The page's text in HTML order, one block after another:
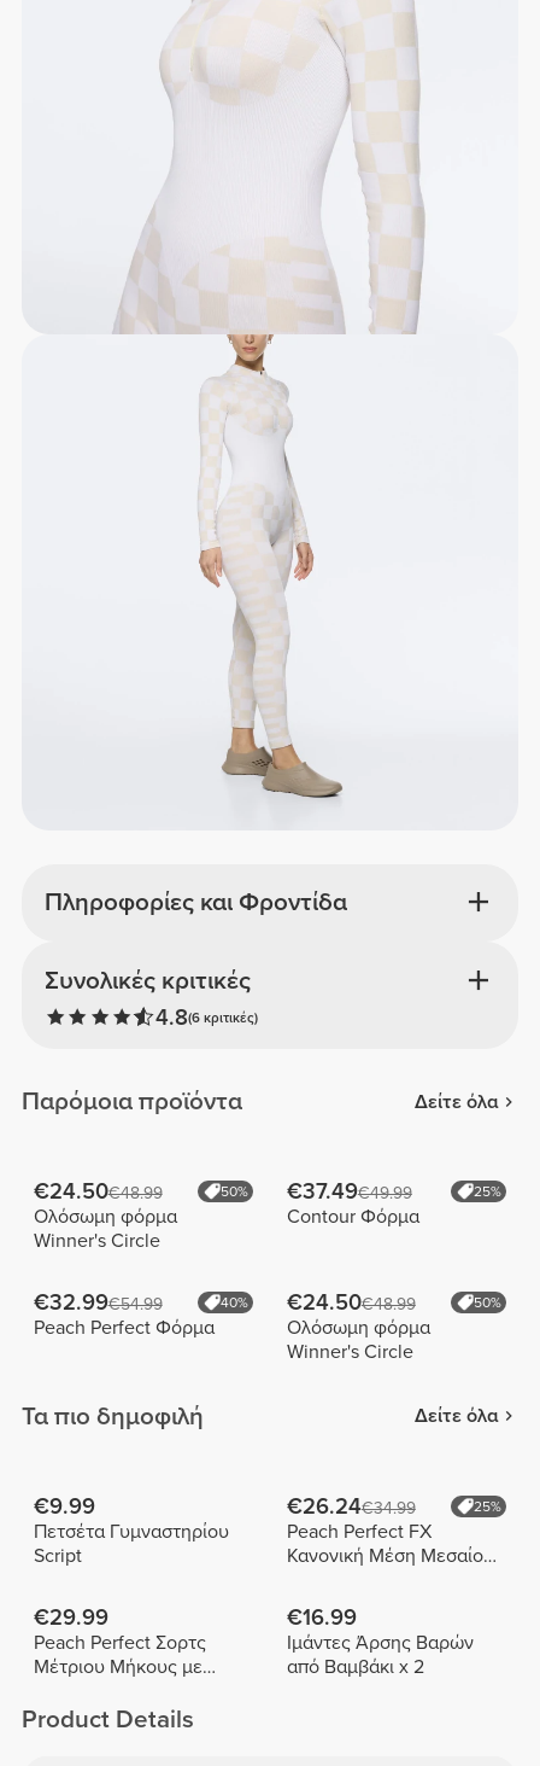
Πληροφορίες και Φροντίδα
Συνολικές κριτικές
4.8(6 κριτικές)
Παρόμοια προϊόντα Δείτε όλα
€24.50€48.99 50%
Ολόσωμη φόρμα
Winner's Circle
€37.49€49.99 25%
Contour Φόρμα
€32.99€54.99 40%
Peach Perfect Φόρμα
€24.50€48.99 50%
Ολόσωμη φόρμα
Winner's Circle
Τα πιο δημοφιλή Δείτε όλα
€9.99
Πετσέτα Γυμναστηρίου
Script
€26.24€34.99 25%
Peach Perfect FX
Κανονική Μέση Μεσαίου
€29.99
Peach Perfect Σορτς
Μέτριου Μήκους με
€16.99
Ιμάντες Άρσης Βαρών
από Βαμβάκι x 2
Product Details